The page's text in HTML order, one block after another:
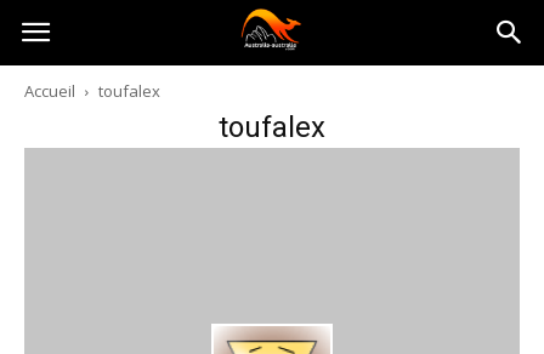
Australia-
australie.com
Accueil toufalex
toufalex